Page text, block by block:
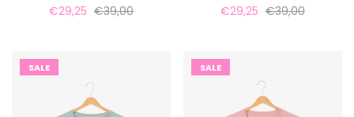
€29,25 €39,00
€29,25 €39,00
SALE SALE